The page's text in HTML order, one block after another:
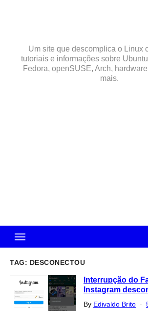
Um site que descomplica o Linux
tutoriais e informações sobre
Fedora, openSUSE, Arch,
mais.
TAG: DESCONECTOU
Interrupção do
Instagram
By Edivaldo Brito